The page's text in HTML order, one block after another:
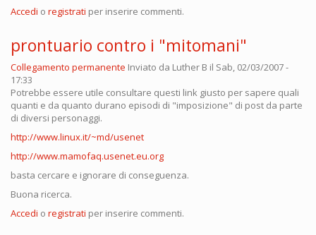
Accedi o registrati per inserire commenti.
prontuario contro i "mitomani"
Collegamento permanente Inviato da Luther B il Sab, 02/03/2007 -
17:33
Potrebbe essere utile consultare questi link giusto per sapere quali
quanti e da quanto durano episodi di "imposizione" di post da parte
di diversi personaggi.
http://www.linux.it/~md/usenet
http://www.mamofaq.usenet.eu.org
basta cercare e ignorare di conseguenza.
Buona ricerca.
Accedi o registrati per inserire commenti.